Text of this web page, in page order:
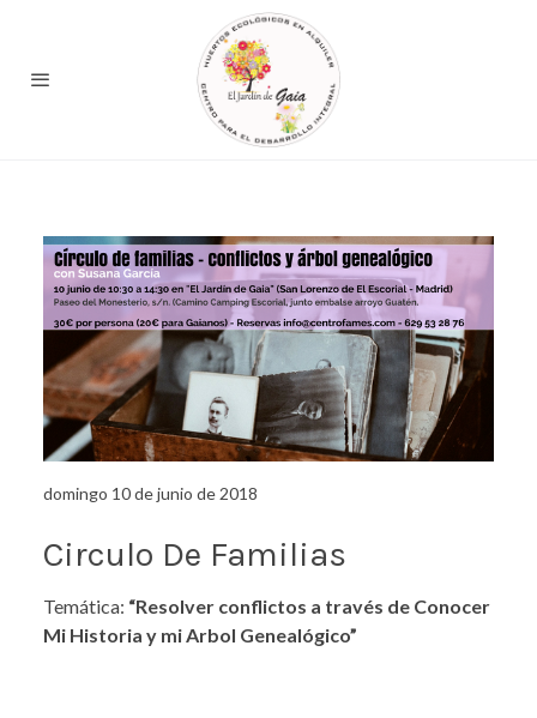
domingo 10 de junio de 2018
Circulo De Familias
Temática: “Resolver conflictos a través de Conocer
Mi Historia y mi Arbol Genealógico”